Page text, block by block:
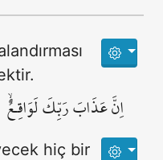
اِنَّ عَذَابَ رَبِّكَ لَوَاقِـعٌۙ
hiç bir